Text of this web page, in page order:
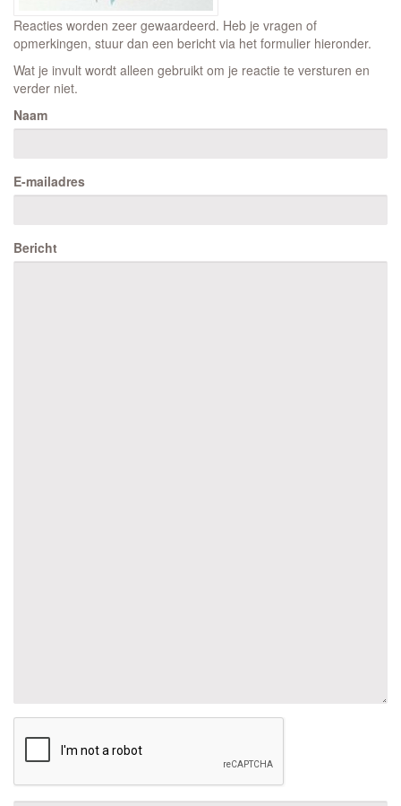
Reacties worden zeer gewaardeerd. Heb je vragen of
opmerkingen, stuur dan een bericht via het formulier hieronder.
Wat je invult wordt alleen gebruikt om je reactie te versturen en
verder niet.
Naam
E-mailadres
Bericht